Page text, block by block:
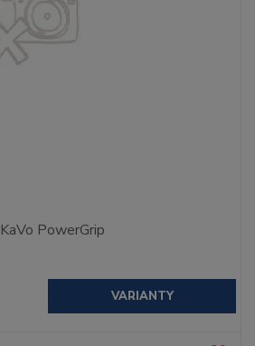
KaVo PowerGrip
VARIANTY